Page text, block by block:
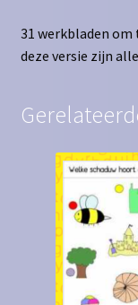
31 werkbladen
deze versie zijn